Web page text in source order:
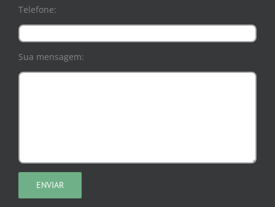
Telefone:
Sua mensagem: